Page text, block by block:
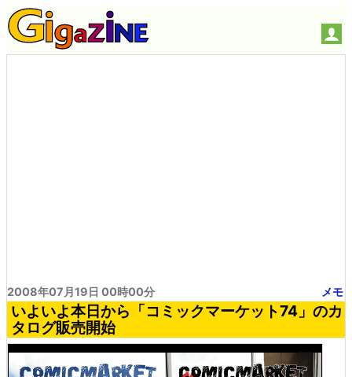
2008年07月19日 00時00分 メモ
いよいよ本日から「コミックマーケット74」のカ
タログ販売開始